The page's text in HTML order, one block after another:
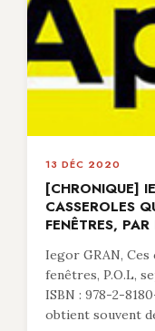
13 DÉC 2020
[CHRONIQUE]
CASSEROLES
FENÊTRES,
Iegor GRAN, Ces
fenêtres, P.O.L,
ISBN : 978-2-
obtient souvent